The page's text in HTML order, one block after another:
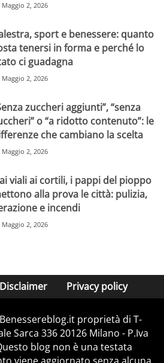
Maggio 2, 2026
sport e benessere: quanto
tenersi in forma e perché lo
ci guadagna
Maggio 2, 2026
zuccheri aggiunti”, “senza
o “a ridotto contenuto”: le
che cambiano la scelta
Maggio 2, 2026
viali ai cortili, i pappi del pioppo
alla prova le città: pulizia,
e incendi
Maggio 2, 2026
Disclaimer Privacy policy
proprietà di T-
Sarca 336 20126 Milano - P.Iva
blog non è una testata